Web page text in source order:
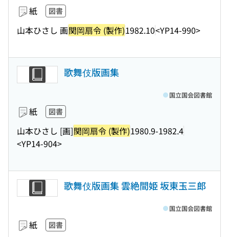
紙 図書
山本ひさし 画関岡扇令 (製作)1982.10<YP14-990>
歌舞伎版画集
紙 図書
山本ひさし [画]関岡扇令 (製作)1980.9-1982.4
<YP14-904>
国立国会図書館
歌舞伎版画集 雲絶間姫 坂東玉三郎
紙 図書
国立国会図書館